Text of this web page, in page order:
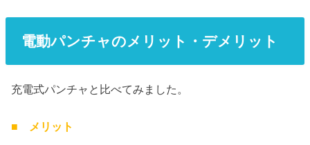
電動パンチャのメリット・デメリット
充電式パンチャと比べてみました。
■ メリット